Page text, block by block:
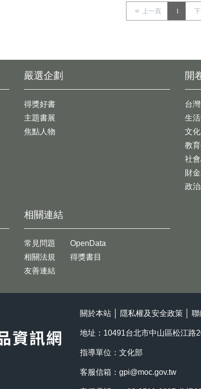
上一頁 1
開
台
生
文
教
社
財
政
嚴選企劃
得獎好書
主題書展
焦點人物
相關連結
常見問題
相關法規
友善連結
OpenData
得獎書目
關於本站 隱私權及安全政策 聯
地址：10491台北市中山區松江路
指導單位：文化部
客服信箱： gpi@moc.gov.tw